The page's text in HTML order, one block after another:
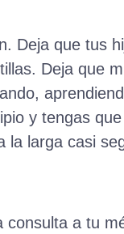
Deja que tus
Deja que
y tengas
la larga casi
consulta a tu